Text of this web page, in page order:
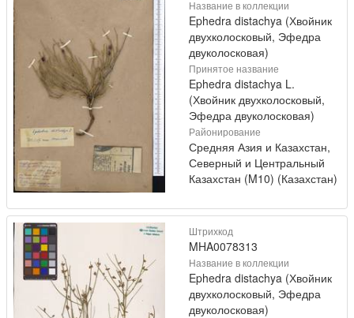
Название в коллекции
Ephedra distachya (Хвойник
двухколосковый, Эфедра
двуколосковая)
Принятое название
Ephedra distachya L.
(Хвойник двухколосковый,
Эфедра двуколосковая)
Районирование
Средняя Азия и Казахстан,
Северный и Центральный
Казахстан (M10) (Казахстан)
Штрихкод
MHA0078313
Название в коллекции
Ephedra distachya (Хвойник
двухколосковый, Эфедра
двуколосковая)